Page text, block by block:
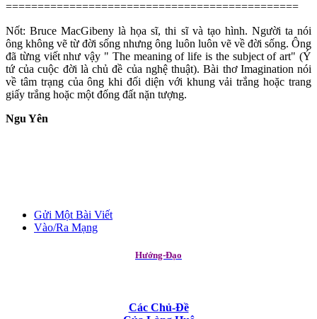
==============================================
Nốt: Bruce MacGibeny là họa sĩ, thi sĩ và tạo hình. Người ta nói
ông không vẽ từ đời sống nhưng ông luôn luôn vẽ về đời sống. Ông
đã từng viết như vậy " The meaning of life is the subject of art" (Ý
tứ của cuộc đời là chủ đề của nghệ thuật). Bài thơ Imagination nói
về tâm trạng của ông khi đối diện với khung vải trắng hoặc trang
giấy trắng hoặc một đống đất nặn tượng.
Ngu Yên
Gửi Một Bài Viết
Vào/Ra Mạng
Hướng-Đạo
Các Chủ-Đề